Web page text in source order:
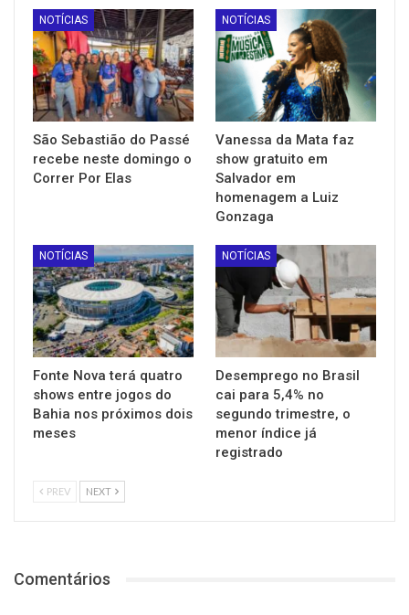
NOTÍCIAS
São Sebastião do Passé
recebe neste domingo o
Correr Por Elas
NOTÍCIAS
Vanessa da Mata faz
show gratuito em
Salvador em
homenagem a Luiz
Gonzaga
NOTÍCIAS
Fonte Nova terá quatro
shows entre jogos do
Bahia nos próximos dois
meses
NOTÍCIAS
Desemprego no Brasil
cai para 5,4% no
segundo trimestre, o
menor índice já
registrado
PREV NEXT
Comentários